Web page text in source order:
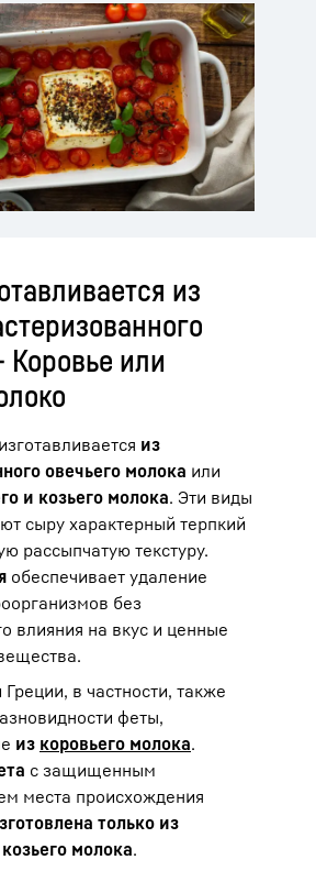
из
Коровье или
из
овечьего молока или
и козьего молока. Эти виды
сыру характерный терпкий
рассыпчатую текстуру.
обеспечивает удаление
без
влияния на вкус и ценные
в частности, также
феты,
из коровьего молока.
с защищенным
места происхождения
только из
молока.